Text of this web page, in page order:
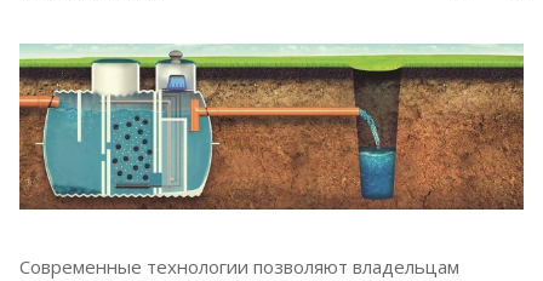
Современные технологии позволяют владельцам